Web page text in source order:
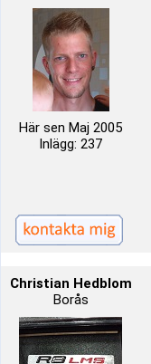
Här sen Maj 2005
Inlägg: 237
Christian Hedblom
Borås